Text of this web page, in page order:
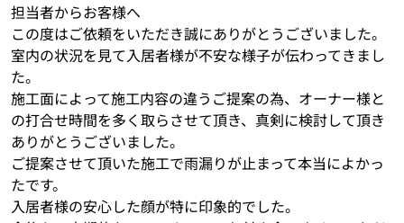
担当者からお客様へ
この度はご依頼をいただき誠にありがとうございました。
室内の状況を見て入居者様が不安な様子が伝わってきまし
た。
施工面によって施工内容の違うご提案の為、オーナー様と
の打合せ時間を多く取らさせて頂き、真剣に検討して頂き
ありがとうございました。
ご提案させて頂いた施工で雨漏りが止まって本当によかっ
たです。
入居者様の安心した顔が特に印象的でした。